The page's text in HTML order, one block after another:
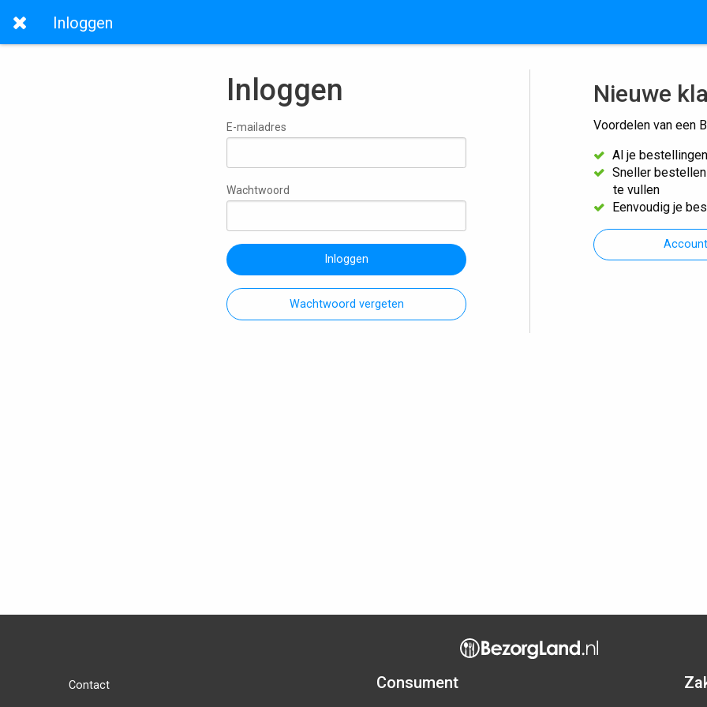
Inloggen
Inloggen
E-mailadres
Wachtwoord
Inloggen
Wachtwoord vergeten
Nieuwe
Voordelen van een
Al je
Sneller
te vullen
Eenvoudig je
Contact Consument